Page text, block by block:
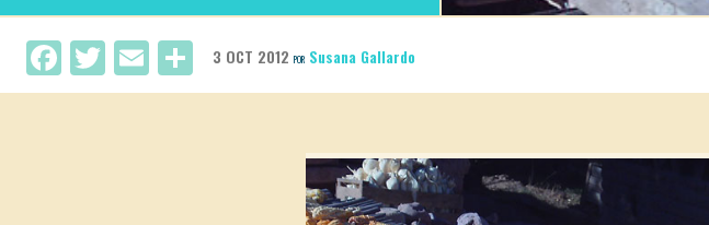
Facebook
Twitter
EmailCompartir
3 OCT 2012 POR Susana Gallardo